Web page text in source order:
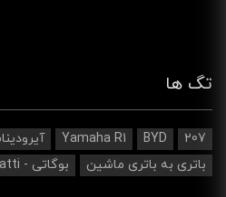
تگ ها
207
BYD
Yamaha R1
باتری به باتری ماشین
بوگاتی - Bugatti